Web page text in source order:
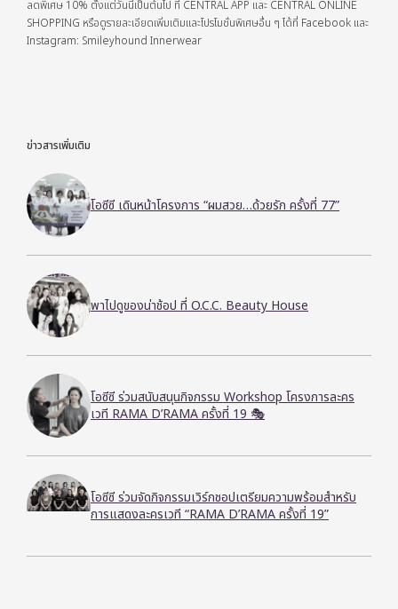
ลดพิเศษ 10% ตั้งแต่วันนี้เป็นต้นไป ที่ CENTRAL APP และ CENTRAL ONLINE
SHOPPING หรือดูรายละเอียดเพิ่มเติมและโปรโมชั่นพิเศษอื่น ๆ ได้ที่ Facebook และ
Instagram: Smileyhound Innerwear
ข่าวสารเพิ่มเติม
โอซีซี เดินหน้าโครงการ “ผมสวย…ด้วยรัก ครั้งที่ 77”
พาไปดูของน่าช้อป ที่ O.C.C. Beauty House
โอซีซี ร่วมสนับสนุนกิจกรรม Workshop โครงการละคร
เวที RAMA D’RAMA ครั้งที่ 19 🎭
โอซีซี ร่วมจัดกิจกรรมเวิร์กชอปเตรียมความพร้อมสำหรับ
การแสดงละครเวที “RAMA D’RAMA ครั้งที่ 19”